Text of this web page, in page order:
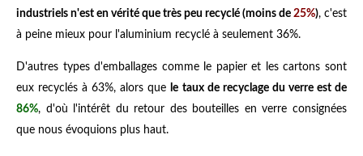
industriels n'est en vérité que très peu recyclé (moins de 25%), c'est
à peine mieux pour l'aluminium recyclé à seulement 36%.
D'autres types d'emballages comme le papier et les cartons sont
eux recyclés à 63%, alors que le taux de recyclage du verre est de
86%, d'où l'intérêt du retour des bouteilles en verre consignées
que nous évoquions plus haut.